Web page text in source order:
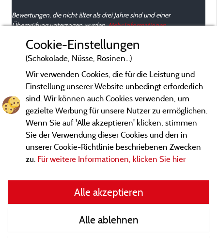
Bewertungen, die nicht älter als drei Jahre sind und einer
Überprüfung unterzogen wurden.Mehr Informationen
Gesetzliche Bedingungen
Herausgeberinformationen und Adressen
Kontakt
Cookie-Einstellungen
(Schokolade, Nüsse, Rosinen...)
Wir verwenden Cookies, die für die Leistung und
Einstellung unserer Website unbedingt erforderlich
sind. Wir können auch Cookies verwenden, um
gezielte Werbung für unsere Nutzer zu ermöglichen.
Wenn Sie auf 'Alle akzeptieren' klicken, stimmen
Sie der Verwendung dieser Cookies und den in
unserer Cookie-Richtlinie beschriebenen Zwecken
zu. Für weitere Informationen, klicken Sie hier
Alle akzeptieren
Alle ablehnen